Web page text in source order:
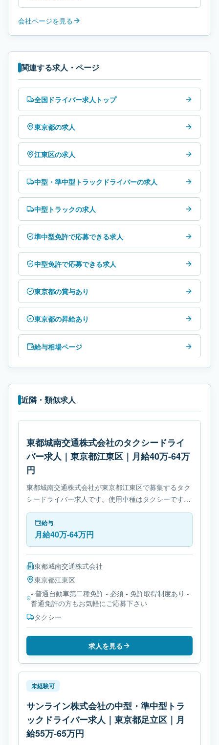
会社ページを見る
関連する求人・ページ
全国ドライバー求人トップ
東京都の求人
江東区の求人
中型・準中型トラックドライバーの求人
中型トラックの求人
準中型免許で応募できる求人
中型免許で応募できる求人
東京都の賞与あり
東京都の昇給あり
給与相場ページ
近隣・類似求人
東都城南交通株式会社のタクシードライ
バー求人｜東京都江東区｜月給40万-64万
円
東都城南交通株式会社が東京都江東区で募集するタク
シードライバー求人です。使用車種はタクシーです。
勤務時間は- シフト制です。必要免許は- 普通自動車第
二種免許です。
給与
月給40万-64万円
東都城南交通株式会社
東京都江東区
- 普通自動車第二種免許 - 必須 - 免許取得制度あり -
普通免許の方もお気軽にご応募下さい
タクシー
求人を見る
未経験可
サンライン株式会社の中型・準中型トラ
ックドライバー求人｜東京都足立区｜月
給55万-65万円